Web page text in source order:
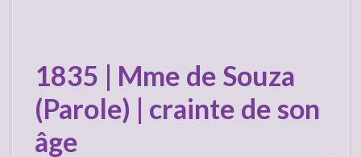
1835 | Mme de Souza
(Parole) | crainte de son
âge